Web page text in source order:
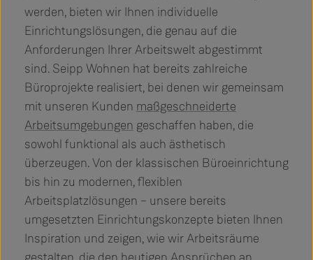
werden, bieten wir Ihnen individuelle
Einrichtungslösungen, die genau auf die
Anforderungen Ihrer Arbeitswelt abgestimmt
sind. Seipp Wohnen hat bereits zahlreiche
Büroprojekte realisiert, bei denen wir gemeinsam
mit unseren Kunden maßgeschneiderte
Arbeitsumgebungen geschaffen haben, die
sowohl funktional als auch ästhetisch
überzeugen. Von der klassischen Büroeinrichtung
bis hin zu modernen, flexiblen
Arbeitsplatzlösungen – unsere bereits
umgesetzten Einrichtungskonzepte bieten Ihnen
Inspiration und zeigen, wie wir Arbeitsräume